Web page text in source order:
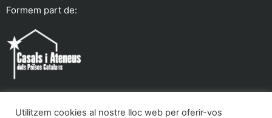
Formem part de:
Utilitzem cookies al nostre lloc web per oferir-vos